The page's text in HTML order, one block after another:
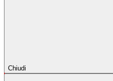
Chiudi